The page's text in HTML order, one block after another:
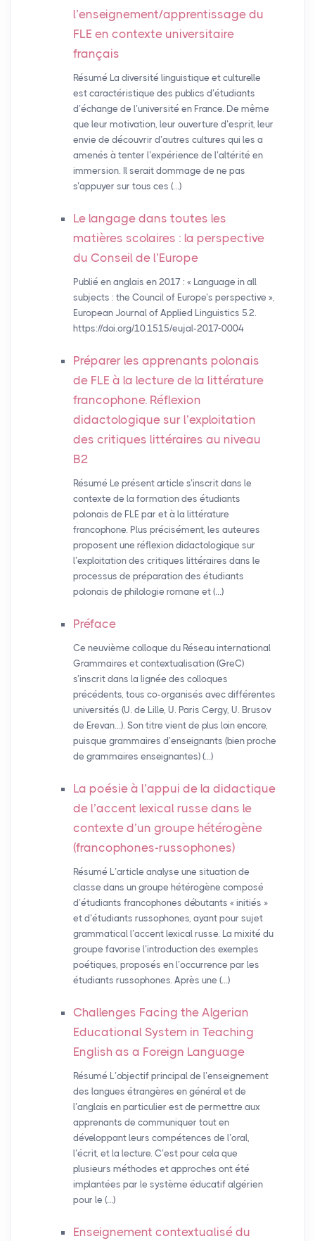
l’enseignement/apprentissage du
FLE en contexte universitaire
français
Résumé La diversité linguistique et culturelle
est caractéristique des publics d’étudiants
d’échange de l’université en France. De même
que leur motivation, leur ouverture d’esprit, leur
envie de découvrir d’autres cultures qui les a
amenés à tenter l’expérience de l’altérité en
immersion. Il serait dommage de ne pas
s’appuyer sur tous ces (…)
Le langage dans toutes les
matières scolaires : la perspective
du Conseil de l’Europe
Publié en anglais en 2017 : « Language in all
subjects : the Council of Europe’s perspective »,
European Journal of Applied Linguistics 5.2.
https://doi.org/10.1515/eujal-2017-0004
Préparer les apprenants polonais
de FLE à la lecture de la littérature
francophone. Réflexion
didactologique sur l’exploitation
des critiques littéraires au niveau
B2
Résumé Le présent article s’inscrit dans le
contexte de la formation des étudiants
polonais de FLE par et à la littérature
francophone. Plus précisément, les auteures
proposent une réflexion didactologique sur
l’exploitation des critiques littéraires dans le
processus de préparation des étudiants
polonais de philologie romane et (…)
Préface
Ce neuvième colloque du Réseau international
Grammaires et contextualisation (GreC)
s’inscrit dans la lignée des colloques
précédents, tous co-organisés avec différentes
universités (U. de Lille, U. Paris Cergy, U. Brusov
de Erevan…). Son titre vient de plus loin encore,
puisque grammaires d’enseignants (bien proche
de grammaires enseignantes) (…)
La poésie à l’appui de la didactique
de l’accent lexical russe dans le
contexte d’un groupe hétérogène
(francophones-russophones)
Résumé L’article analyse une situation de
classe dans un groupe hétérogène composé
d’étudiants francophones débutants « initiés »
et d’étudiants russophones, ayant pour sujet
grammatical l’accent lexical russe. La mixité du
groupe favorise l’introduction des exemples
poétiques, proposés en l’occurrence par les
étudiants russophones. Après une (…)
Challenges Facing the Algerian
Educational System in Teaching
English as a Foreign Language
Résumé L’objectif principal de l’enseignement
des langues étrangères en général et de
l’anglais en particulier est de permettre aux
apprenants de communiquer tout en
développant leurs compétences de l’oral,
l’écrit, et la lecture. C’est pour cela que
plusieurs méthodes et approches ont été
implantées par le système éducatif algérien
pour le (…)
Enseignement contextualisé du